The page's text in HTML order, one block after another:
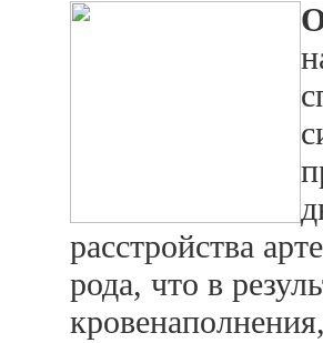
расстройства
рода, что в